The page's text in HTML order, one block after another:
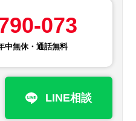
073
中無休・通話無料
LINE相談